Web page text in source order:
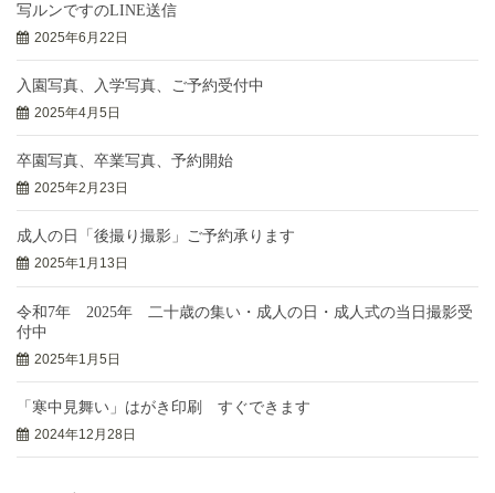
写ルンですのLINE送信
2025年6月22日
入園写真、入学写真、ご予約受付中
2025年4月5日
卒園写真、卒業写真、予約開始
2025年2月23日
成人の日「後撮り撮影」ご予約承ります
2025年1月13日
令和7年 2025年 二十歳の集い・成人の日・成人式の当日撮影受
付中
2025年1月5日
「寒中見舞い」はがき印刷 すぐできます
2024年12月28日